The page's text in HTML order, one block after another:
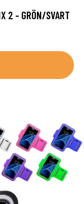
2 - GRÖN/SVART